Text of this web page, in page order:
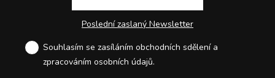
Poslední zaslaný Newsletter
Souhlasím se zasíláním obchodních sdělení a
zpracováním osobních údajů.